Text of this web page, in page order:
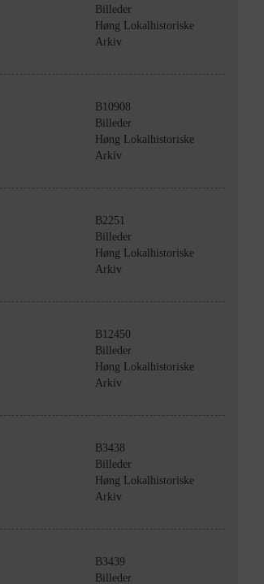
Billeder
Høng Lokalhistoriske
Arkiv
B10908
Billeder
Høng Lokalhistoriske
Arkiv
B2251
Billeder
Høng Lokalhistoriske
Arkiv
B12450
Billeder
Høng Lokalhistoriske
Arkiv
B3438
Billeder
Høng Lokalhistoriske
Arkiv
B3439
Billeder